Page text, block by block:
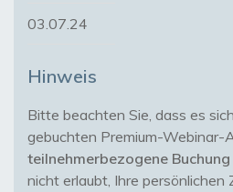
03.07.24
Hinweis
Bitte beachten Sie, dass es
teilnehmerbezogene Buchung
nicht erlaubt, Ihre persönlichen